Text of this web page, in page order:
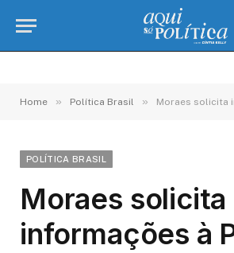
Home » Política Brasil » Moraes solicita informações à PF sobre
POLÍTICA BRASIL
Moraes solicita
informações à